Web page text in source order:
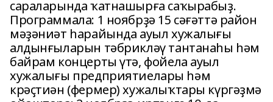
сараларында ҡатнашырға саҡырабыҙ.
Программала: 1 ноябрҙә 15 сәғәттә район
мәҙәниәт һарайында ауыл хужалығы
алдынғыларын тәбрикләү тантанаһы һәм
байрам концерты үтә, фойела ауыл
хужалығы предприятиелары һәм
крәҫтиән (фермер) хужалыҡтары күргәҙмә